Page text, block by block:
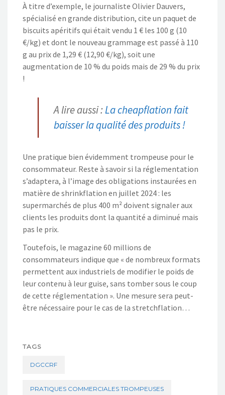
À titre d’exemple, le journaliste Olivier Dauvers,
spécialisé en grande distribution, cite un paquet de
biscuits apéritifs qui était vendu 1 € les 100 g (10
€/kg) et dont le nouveau grammage est passé à 110
g au prix de 1,29 € (12,90 €/kg), soit une
augmentation de 10 % du poids mais de 29 % du prix
!
A lire aussi :La cheapflation fait
baisser la qualité des produits !
Une pratique bien évidemment trompeuse pour le
consommateur. Reste à savoir si la réglementation
s’adaptera, à l’image des obligations instaurées en
matière de shrinkflation en juillet 2024 : les
supermarchés de plus 400 m² doivent signaler aux
clients les produits dont la quantité a diminué mais
pas le prix.
Toutefois, le magazine 60 millions de
consommateurs indique que « de nombreux formats
permettent aux industriels de modifier le poids de
leur contenu à leur guise, sans tomber sous le coup
de cette réglementation ». Une mesure sera peut-
être nécessaire pour le cas de la stretchflation…
TAGS
DGCCRF
PRATIQUES COMMERCIALES TROMPEUSES